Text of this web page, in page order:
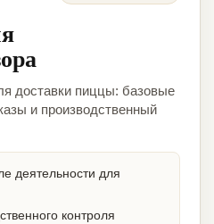
доставки пиццы: базовые
и производственный
деятельности для
контроля